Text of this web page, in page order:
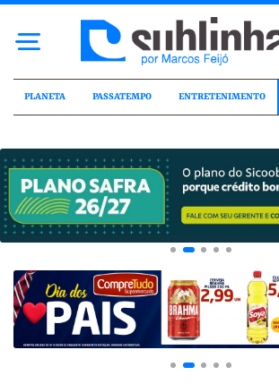
PLANETA PASSATEMPO ENTRETENIMENTO